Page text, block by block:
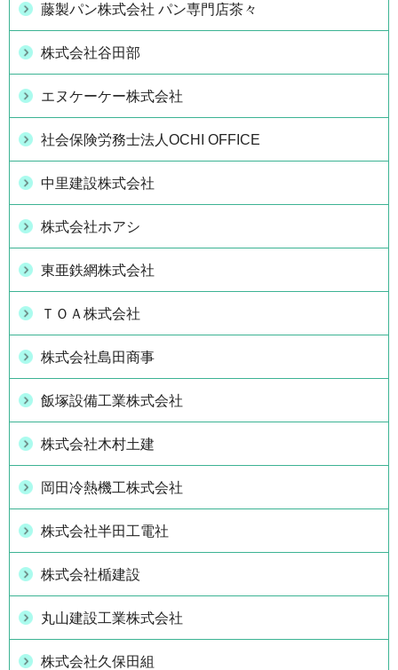
藤製パン株式会社 パン専門店茶々
株式会社谷田部
エヌケーケー株式会社
社会保険労務士法人OCHI OFFICE
中里建設株式会社
株式会社ホアシ
東亜鉄網株式会社
ＴＯＡ株式会社
株式会社島田商事
飯塚設備工業株式会社
株式会社木村土建
岡田冷熱機工株式会社
株式会社半田工電社
株式会社楯建設
丸山建設工業株式会社
株式会社久保田組